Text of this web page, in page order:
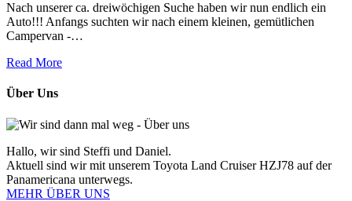
Nach unserer ca. dreiwöchigen Suche haben wir nun endlich ein
Auto!!! Anfangs suchten wir nach einem kleinen, gemütlichen
Campervan -…
Read More
Über Uns
Hallo, wir sind Steffi und Daniel.
Aktuell sind wir mit unserem Toyota Land Cruiser HZJ78 auf der
Panamericana unterwegs.
MEHR ÜBER UNS